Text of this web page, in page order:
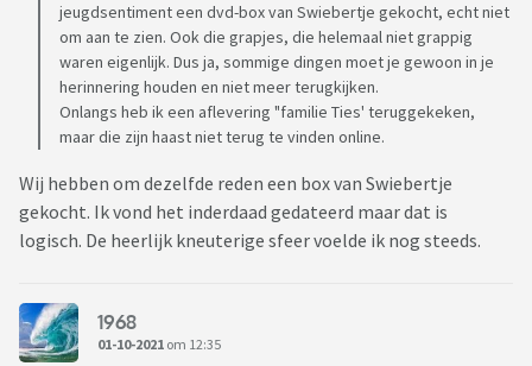
jeugdsentiment een dvd-box van Swiebertje gekocht, echt niet
om aan te zien. Ook die grapjes, die helemaal niet grappig
waren eigenlijk. Dus ja, sommige dingen moet je gewoon in je
herinnering houden en niet meer terugkijken.
Onlangs heb ik een aflevering "familie Ties' teruggekeken,
maar die zijn haast niet terug te vinden online.
Wij hebben om dezelfde reden een box van Swiebertje
gekocht. Ik vond het inderdaad gedateerd maar dat is
logisch. De heerlijk kneuterige sfeer voelde ik nog steeds.
1968
01-10-2021 om 12:35